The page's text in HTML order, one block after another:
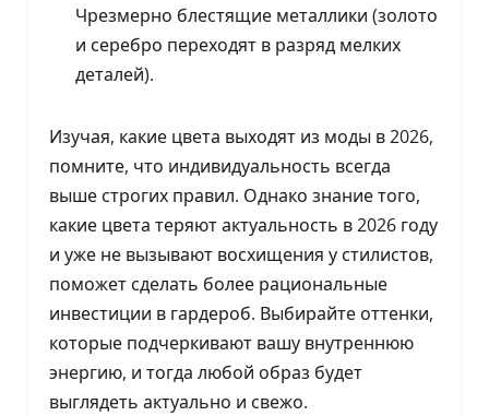
Чрезмерно блестящие металлики (золото
и серебро переходят в разряд мелких
деталей).
Изучая, какие цвета выходят из моды в 2026,
помните, что индивидуальность всегда
выше строгих правил. Однако знание того,
какие цвета теряют актуальность в 2026 году
и уже не вызывают восхищения у стилистов,
поможет сделать более рациональные
инвестиции в гардероб. Выбирайте оттенки,
которые подчеркивают вашу внутреннюю
энергию, и тогда любой образ будет
выглядеть актуально и свежо.